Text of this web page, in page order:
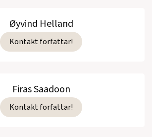
Øyvind Helland
Kontakt forfattar!
Firas Saadoon
Kontakt forfattar!